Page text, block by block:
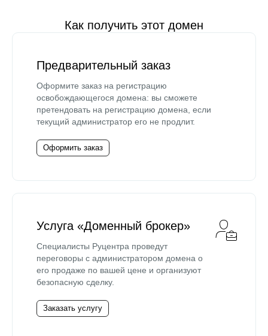
Как получить этот домен
Предварительный заказ
Оформите заказ на регистрацию
освобождающегося домена: вы сможете
претендовать на регистрацию домена, если
текущий администратор его не продлит.
Оформить заказ
Услуга «Доменный брокер»
Специалисты Руцентра проведут
переговоры с администратором домена о
его продаже по вашей цене и организуют
безопасную сделку.
Заказать услугу